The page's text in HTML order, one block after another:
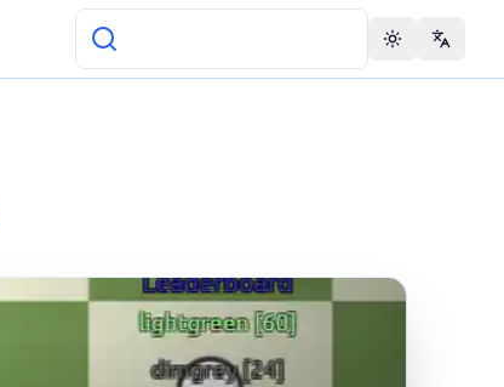
Toggle theme